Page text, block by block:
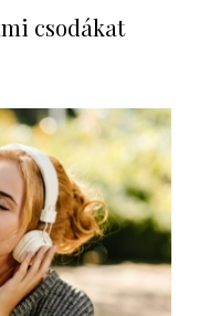
csodákat